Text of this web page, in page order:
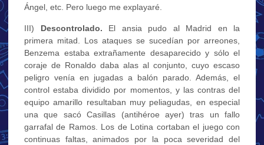
Ángel, etc. Pero luego me explayaré.
III) Descontrolado. El ansia pudo al Madrid en la
primera mitad. Los ataques se sucedían por arreones,
Benzema estaba extrañamente desaparecido y sólo el
coraje de Ronaldo daba alas al conjunto, cuyo escaso
peligro venía en jugadas a balón parado. Además, el
control estaba dividido por momentos, y las contras del
equipo amarillo resultaban muy peliagudas, en especial
una que sacó Casillas (antihéroe ayer) tras un fallo
garrafal de Ramos. Los de Lotina cortaban el juego con
continuas faltas, animados por la poca severidad del